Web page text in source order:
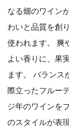
なる畑のワイン
わいと品質を創
使われます。 爽
よい香りに、果
ます。 バランス
際立ったフルー
ジ年のワインを
のスタイルが表